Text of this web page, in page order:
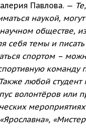
Павлова. —
наукой, могут
обществе,
себя темы и писать
спортом –
команду
любой студент
волонтёров или
мероприятиях